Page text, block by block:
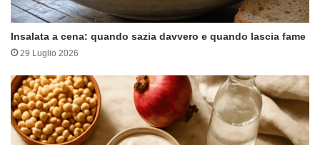
Insalata a cena: quando sazia davvero e quando lascia fame
29 Luglio 2026